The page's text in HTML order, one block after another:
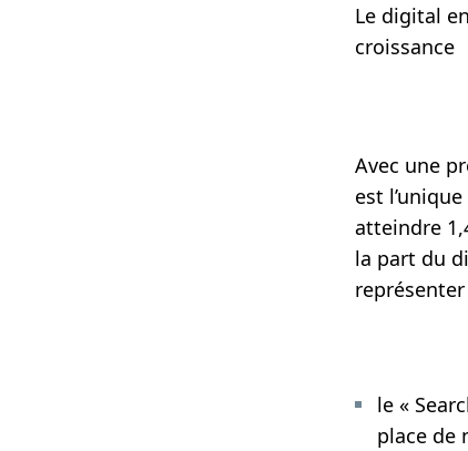
Le digital
croissance
Avec une
est
atteindre
la part du
représenter
le «
place de